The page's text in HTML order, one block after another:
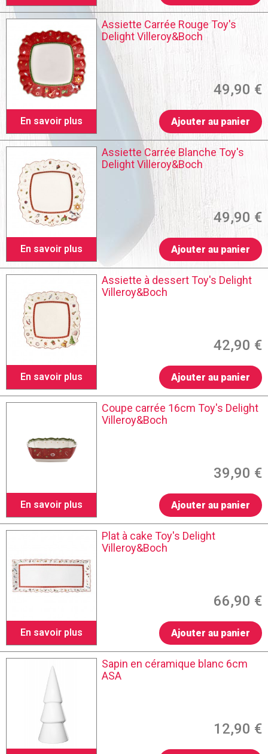
En savoir plus
Assiette Carrée Rouge Toy's
Delight Villeroy&Boch
49,90 €
Ajouter au panier
En savoir plus
Assiette Carrée Blanche Toy's
Delight Villeroy&Boch
49,90 €
Ajouter au panier
En savoir plus
Assiette à dessert Toy's Delight
Villeroy&Boch
42,90 €
Ajouter au panier
En savoir plus
Coupe carrée 16cm Toy's Delight
Villeroy&Boch
39,90 €
Ajouter au panier
En savoir plus
Plat à cake Toy's Delight
Villeroy&Boch
66,90 €
Ajouter au panier
Sapin en céramique blanc 6cm
ASA
12,90 €